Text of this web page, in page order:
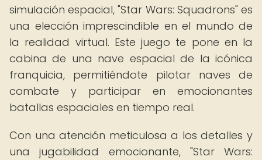
simulación espacial, "Star Wars: Squadrons" es
una elección imprescindible en el mundo de
la realidad virtual. Este juego te pone en la
cabina de una nave espacial de la icónica
franquicia, permitiéndote pilotar naves de
combate y participar en emocionantes
batallas espaciales en tiempo real.
Con una atención meticulosa a los detalles y
una jugabilidad emocionante, "Star Wars: